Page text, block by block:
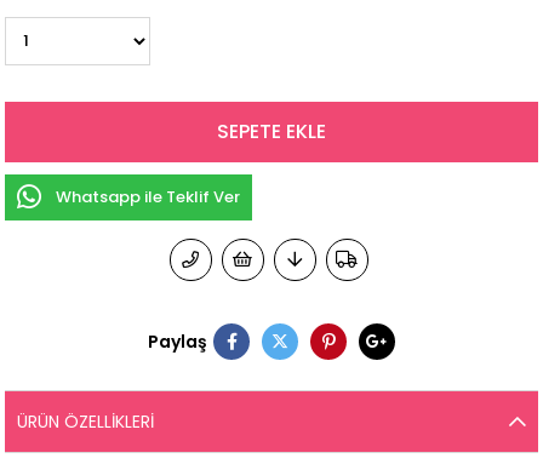
Whatsapp ile Teklif Ver
Paylaş
ÜRÜN ÖZELLIKLERI